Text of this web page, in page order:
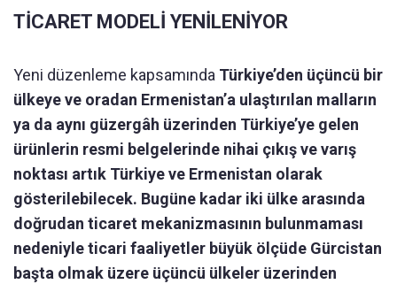
TİCARET MODELİ YENİLENİYOR
Yeni düzenleme kapsamında Türkiye’den üçüncü bir
ülkeye ve oradan Ermenistan’a ulaştırılan malların
ya da aynı güzergâh üzerinden Türkiye’ye gelen
ürünlerin resmi belgelerinde nihai çıkış ve varış
noktası artık Türkiye ve Ermenistan olarak
gösterilebilecek. Bugüne kadar iki ülke arasında
doğrudan ticaret mekanizmasının bulunmaması
nedeniyle ticari faaliyetler büyük ölçüde Gürcistan
başta olmak üzere üçüncü ülkeler üzerinden